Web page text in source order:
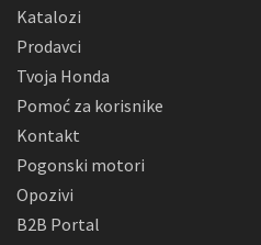
Katalozi
Prodavci
Tvoja Honda
Pomoć za korisnike
Kontakt
Pogonski motori
Opozivi
B2B Portal